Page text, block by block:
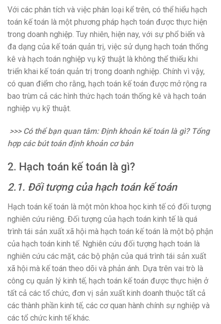
Với các phân tích và việc phân loại kể trên, có thể hiểu hạch
toán kế toán là một phương pháp hạch toán được thực hiện
trong doanh nghiệp. Tuy nhiên, hiện nay, với sự phổ biến và
đa dạng của kế toán quản trị, việc sử dụng hạch toán thống
kê và hạch toán nghiệp vụ kỹ thuật là không thể thiếu khi
triển khai kế toán quản trị trong doanh nghiệp. Chính vì vậy,
có quan điểm cho rằng, hạch toán kế toán được mở rộng ra
bao trùm cả các hình thức hạch toán thống kê và hạch toán
nghiệp vụ kỹ thuật.
>>> Có thể bạn quan tâm: Định khoản kế toán là gì? Tổng
hợp các bút toán định khoản cơ bản
2. Hạch toán kế toán là gì?
2.1. Đối tượng của hạch toán kế toán
Hạch toán kế toán là một môn khoa học kinh tế có đối tượng
nghiên cứu riêng. Đối tượng của hạch toán kinh tế là quá
trình tái sản xuất xã hội mà hạch toán kế toán là một bộ phận
của hạch toán kinh tế. Nghiên cứu đối tượng hạch toán là
nghiên cứu các mặt, các bộ phận của quá trình tái sản xuất
xã hội mà kế toán theo dõi và phản ánh. Dựa trên vai trò là
công cụ quản lý kinh tế, hạch toán kế toán được thực hiện ở
tất cả các tổ chức, đơn vị sản xuất kinh doanh thuộc tất cả
các thành phần kinh tế, các cơ quan hành chính sự nghiệp và
các tổ chức kinh tế khác.